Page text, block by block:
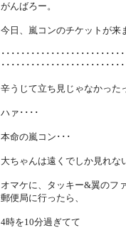
がんばろー。
今日、嵐コンのチケットが来
････････････････････････
････････････････････････
辛うじて立ち見じゃなかった
ハァ････
本命の嵐コン･･･
大ちゃんは遠くでしか見れな
オマケに、タッキー&翼のフ
郵便局に行ったら、
4時を10分過ぎてて